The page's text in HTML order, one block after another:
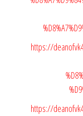
https://
https://